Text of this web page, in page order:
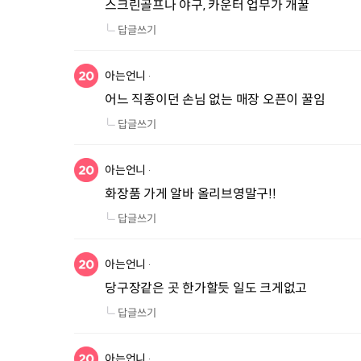
스크린골프나 야구, 카운터 업무가 개꿀
답글쓰기
아는언니
어느 직종이던 손님 없는 매장 오픈이 꿀임
답글쓰기
아는언니
화장품 가게 알바 올리브영말구!!
답글쓰기
아는언니
당구장같은 곳 한가할듯 일도 크게없고
답글쓰기